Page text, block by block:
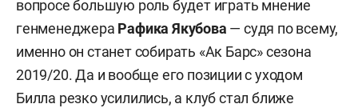
вопросе большую роль будет играть мнение
генменеджера Рафика Якубова — судя по всему,
именно он станет собирать «Ак Барс» сезона
2019/20. Да и вообще его позиции с уходом
Билла резко усилились, а клуб стал ближе